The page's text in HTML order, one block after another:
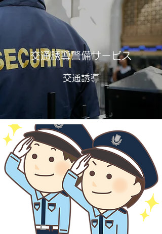
交通誘導警備サービス
交通誘導